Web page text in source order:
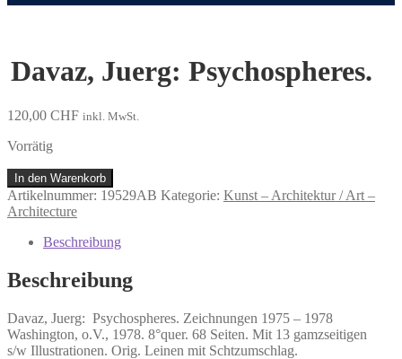
Davaz, Juerg: Psychospheres.
120,00 CHF inkl. MwSt.
Vorrätig
Davaz,
Juerg:
Psychospheres.
In den Warenkorb
Artikelnummer: 19529AB Kategorie: Kunst – Architektur / Art –
Architecture
Beschreibung
Beschreibung
Davaz, Juerg: Psychospheres. Zeichnungen 1975 – 1978
Washington, o.V., 1978. 8°quer. 68 Seiten. Mit 13 gamzseitigen
s/w Illustrationen. Orig. Leinen mit Schtzumschlag.